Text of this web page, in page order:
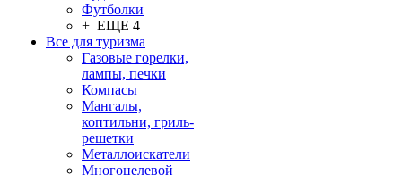
Футболки
+ ЕЩЕ 4
Все для туризма
Газовые горелки,
лампы, печки
Компасы
Мангалы,
коптильни, гриль-
решетки
Металлоискатели
Многоцелевой